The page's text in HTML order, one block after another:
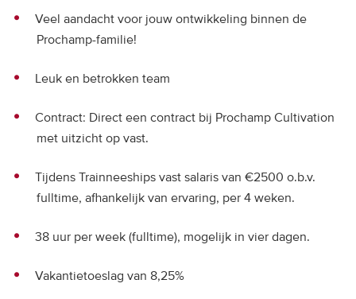
Veel aandacht voor jouw ontwikkeling binnen de
Prochamp-familie!
Leuk en betrokken team
Contract: Direct een contract bij Prochamp Cultivation
met uitzicht op vast.
Tijdens Trainneeships vast salaris van €2500 o.b.v.
fulltime, afhankelijk van ervaring, per 4 weken.
38 uur per week (fulltime), mogelijk in vier dagen.
Vakantietoeslag van 8,25%